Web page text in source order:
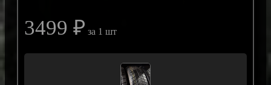
3499 ₽ за 1 шт